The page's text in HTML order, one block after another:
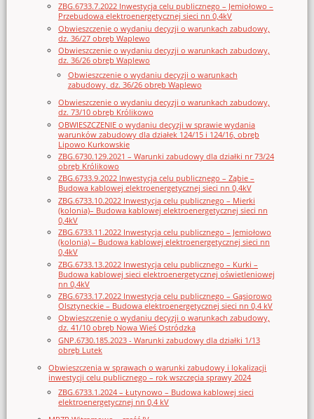
ZBG.6733.7.2022 Inwestycja celu publicznego – Jemiołowo –
Przebudowa elektroenergetycznej sieci nn 0,4kV
Obwieszczenie o wydaniu decyzji o warunkach zabudowy,
dz. 36/27 obręb Waplewo
Obwieszczenie o wydaniu decyzji o warunkach zabudowy,
dz. 36/26 obręb Waplewo
Obwieszczenie o wydaniu decyzji o warunkach
zabudowy, dz. 36/26 obręb Waplewo
Obwieszczenie o wydaniu decyzji o warunkach zabudowy,
dz. 73/10 obręb Królikowo
OBWIESZCZENIE o wydaniu decyzji w sprawie wydania
warunków zabudowy dla działek 124/15 i 124/16, obręb
Lipowo Kurkowskie
ZBG.6730.129.2021 – Warunki zabudowy dla działki nr 73/24
obręb Królikowo
ZBG.6733.9.2022 Inwestycja celu publicznego – Ząbie –
Budowa kablowej elektroenergetycznej sieci nn 0,4kV
ZBG.6733.10.2022 Inwestycja celu publicznego – Mierki
(kolonia)– Budowa kablowej elektroenergetycznej sieci nn
0,4kV
ZBG.6733.11.2022 Inwestycja celu publicznego – Jemiołowo
(kolonia) – Budowa kablowej elektroenergetycznej sieci nn
0,4kV
ZBG.6733.13.2022 Inwestycja celu publicznego – Kurki –
Budowa kablowej sieci elektroenergetycznej oświetleniowej
nn 0,4kV
ZBG.6733.17.2022 Inwestycja celu publicznego – Gąsiorowo
Olsztyneckie – Budowa elektroenergetycznej sieci nn 0,4 kV
Obwieszczenie o wydaniu decyzji o warunkach zabudowy,
dz. 41/10 obręb Nowa Wieś Ostródzka
GNP.6730.185.2023 - Warunki zabudowy dla działki 1/13
obręb Lutek
Obwieszczenia w sprawach o warunki zabudowy i lokalizacji
inwestycji celu publicznego – rok wszczęcia sprawy 2024
ZBG.6733.1.2024 – Łutynowo – Budowa kablowej sieci
elektroenergetycznej nn 0,4 kV